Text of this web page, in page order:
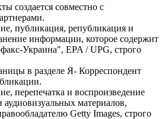
создается совместно с
публикация, републикация и
информации, которое содержит
Украина", EPA / UPG, строго
в разделе Я- Корреспондент
перепечатка и воспроизведение
материалов,
Getty Images, строго